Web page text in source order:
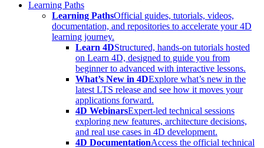
Learning Paths
Learning PathsOfficial guides, tutorials, videos,
documentation, and repositories to accelerate your 4D
learning journey.
Learn 4DStructured, hands-on tutorials hosted
on Learn 4D, designed to guide you from
beginner to advanced with interactive lessons.
What’s New in 4DExplore what’s new in the
latest LTS release and see how it moves your
applications forward.
4D WebinarsExpert-led technical sessions
exploring new features, architecture decisions,
and real use cases in 4D development.
4D DocumentationAccess the official technical